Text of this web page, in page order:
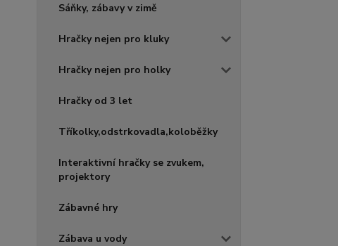
Sáňky, zábavy v zimě
Hračky nejen pro kluky
Hračky nejen pro holky
Hračky od 3 let
Tříkolky,odstrkovadla,koloběžky
Interaktivní hračky se zvukem,
projektory
Zábavné hry
Zábava u vody